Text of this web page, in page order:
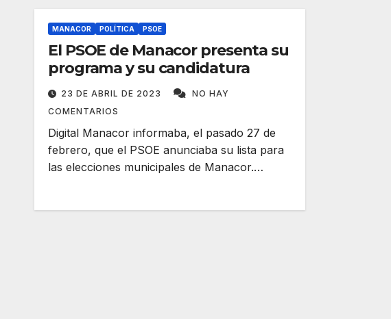
MANACOR POLÍTICA PSOE
El PSOE de Manacor presenta su
programa y su candidatura
23 DE ABRIL DE 2023
NO HAY
COMENTARIOS
Digital Manacor informaba, el pasado 27 de
febrero, que el PSOE anunciaba su lista para
las elecciones municipales de Manacor.…